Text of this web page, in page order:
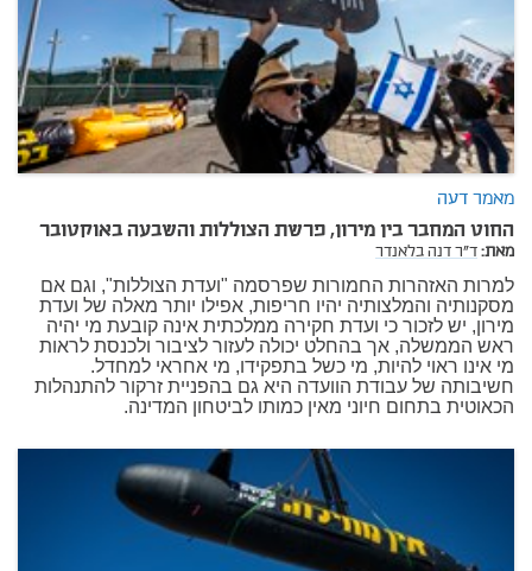
מאמר דעה
החוט המחבר בין מירון, פרשת הצוללות והשבעה באוקטובר
מאת:ד"ר דנה בלאנדר
למרות האזהרות החמורות שפרסמה "ועדת הצוללות", וגם אם
מסקנותיה והמלצותיה יהיו חריפות, אפילו יותר מאלה של ועדת
מירון, יש לזכור כי ועדת חקירה ממלכתית אינה קובעת מי יהיה
ראש הממשלה, אך בהחלט יכולה לעזור לציבור ולכנסת לראות
מי אינו ראוי להיות, מי כשל בתפקידו, מי אחראי למחדל.
חשיבותה של עבודת הוועדה היא גם בהפניית זרקור להתנהלות
הכאוטית בתחום חיוני מאין כמותו לביטחון המדינה.